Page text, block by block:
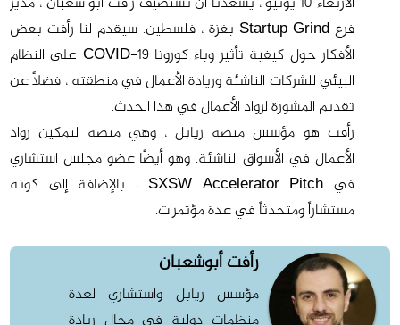
فرع Startup Grind بغزة ، فلسطين. سيقدم لنا رأفت بعض
الأفكار حول كيفية تأثير وباء كورونا COVID-19 على النظام
البيئي للشركات الناشئة وريادة الأعمال في منطقته ، فضلاً عن
تقديم المشورة لرواد الأعمال في هذا الحدث.
رأفت هو مؤسس منصة ريابل ، وهي منصة لتمكين رواد
الأعمال في الأسواق الناشئة. وهو أيضًا عضو مجلس استشاري
في SXSW Accelerator Pitch ، بالإضافة إلى كونه
مستشاراً ومتحدثاً في عدة مؤتمرات.
رأفت أبوشعبان
مؤسس ريابل واستشاري لعدة